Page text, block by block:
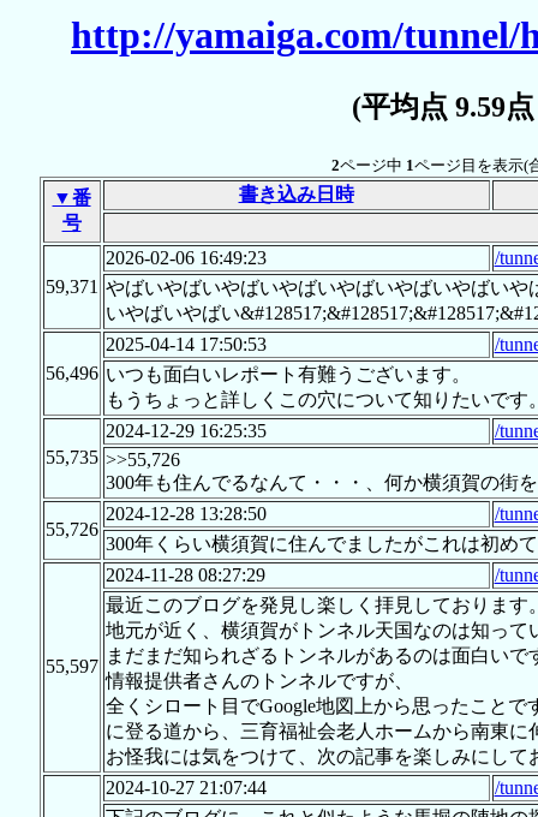
http://yamaiga.com/tunnel/
(平均点 9.59
2ページ中 1ページ目を表示(
▼番
号
書き込み日時
59,371
2026-02-06 16:49:23
/
やばいやばいやばいやばいやばいやばいやばい
いやばいやばい
56,496
2025-04-14 17:50:53
/
いつも面白いレポート有難うございます。
もうちょっと詳しくこの穴について知りたいです
55,735
2024-12-29 16:25:35
/
>>55,726
300年も住んでるなんて・・・、何か横須賀の街
55,726
2024-12-28 13:28:50
/
300年くらい横須賀に住んでましたがこれは初め
55,597
2024-11-28 08:27:29
/
最近このブログを発見し楽しく拝見しております
地元が近く、横須賀がトンネル天国なのは知っ
まだまだ知られざるトンネルがあるのは面白いで
情報提供者さんのトンネルですが、
全くシロート目でGoogle地図上から思ったことで
に登る道から、三育福祉会老人ホームから南東
お怪我には気をつけて、次の記事を楽しみにして
2024-10-27 21:07:44
/